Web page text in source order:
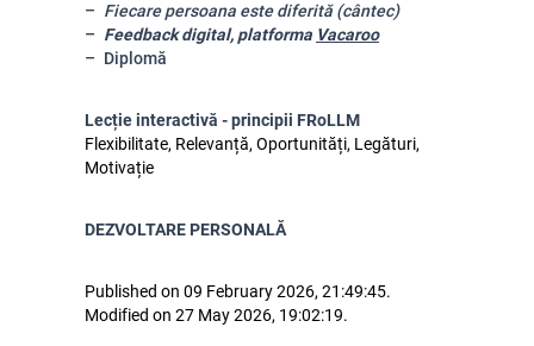
Fiecare persoana este diferită (cântec)
Feedback digital, platforma Vacaroo
Diplomă
Lecție interactivă - principii FRoLLM
Flexibilitate, Relevanță, Oportunități, Legături,
Motivație
DEZVOLTARE PERSONALĂ
Published on 09 February 2026, 21:49:45.
Modified on 27 May 2026, 19:02:19.